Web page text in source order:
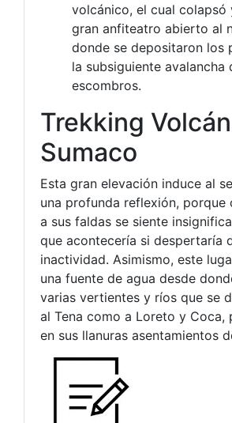
volcánico, el cual colapsó
gran anfiteatro abierto al
donde se depositaron los
la subsiguiente avalancha
escombros.
Trekking Volcán
Sumaco
Esta gran elevación induce al
una profunda reflexión, porque
a sus faldas se siente
que acontecería si despertaría
inactividad. Asimismo, este
una fuente de agua desde
varias vertientes y ríos que se
al Tena como a Loreto y Coca,
en sus llanuras asentamientos